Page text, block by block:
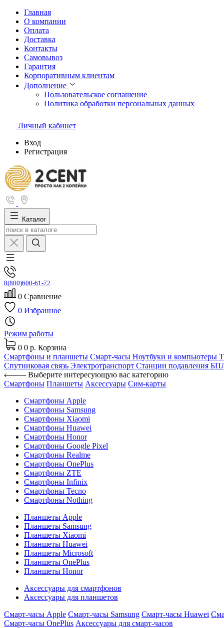
Главная
О компании
Оплата
Доставка
Контакты
Самовывоз
Гарантия
Корпоративным клиентам
Дополнение
Пользовательское соглашение
Политика обработки персональных данных
Личный кабинет
Вход
Регистрация
Каталог
8(800)600-61-72
0 Сравнение
0 Избранное
Режим работы
0 0 р. Корзина
Смартфоны и планшеты Смарт-часы Ноутбуки и компьютеры
Спутниковая связь Электротранспорт Станции подавления
Выберите интересующую вас категорию
Смартфоны Планшеты Аксессуары Сим-карты
Смартфоны Apple
Смартфоны Samsung
Смартфоны Xiaomi
Смартфоны Huawei
Смартфоны Honor
Смартфоны Google Pixel
Смартфоны Realme
Смартфоны OnePlus
Смартфоны ZTE
Смартфоны Infinix
Смартфоны Tecno
Смартфоны Nothing
Планшеты Apple
Планшеты Samsung
Планшеты Xiaomi
Планшеты Huawei
Планшеты Microsoft
Планшеты OnePlus
Планшеты Honor
Аксессуары для смартфонов
Аксессуары для планшетов
Смарт-часы Apple Смарт-часы Samsung Смарт-часы Huawei
Смарт-часы OnePlus Аксессуары для смарт-часов